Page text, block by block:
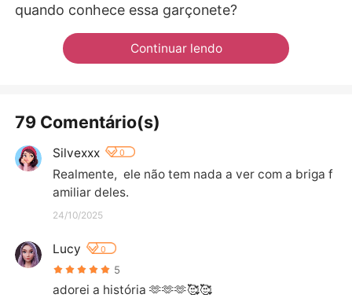
quando conhece essa garçonete?
Continuar lendo
79 Comentário(s)
Silvexxx 0
Realmente,  ele não tem nada a ver com a briga f
amiliar deles.
24/10/2025
Lucy 0
5
adorei a história 🫶🫶🫶🥰🥰